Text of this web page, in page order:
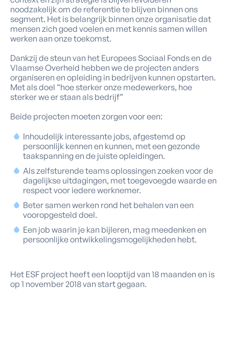
noodzakelijk om de referentie te blijven binnen ons
segment. Het is belangrijk binnen onze organisatie dat
mensen zich goed voelen en met kennis samen willen
werken aan onze toekomst.
Dankzij de steun van het Europees Sociaal Fonds en de
Vlaamse Overheid hebben we de projecten anders
organiseren en opleiding in bedrijven kunnen opstarten.
Met als doel “hoe sterker onze medewerkers, hoe
sterker we er staan als bedrijf”
Beide projecten moeten zorgen voor een:
Inhoudelijk interessante jobs, afgestemd op
persoonlijk kennen en kunnen, met een gezonde
taakspanning en de juiste opleidingen.
Als zelfsturende teams oplossingen zoeken voor de
dagelijkse uitdagingen, met toegevoegde waarde en
respect voor iedere werknemer.
Beter samen werken rond het behalen van een
vooropgesteld doel.
Een job waarin je kan bijleren, mag meedenken en
persoonlijke ontwikkelingsmogelijkheden hebt.
Het ESF project heeft een looptijd van 18 maanden en is
op 1 november 2018 van start gegaan.